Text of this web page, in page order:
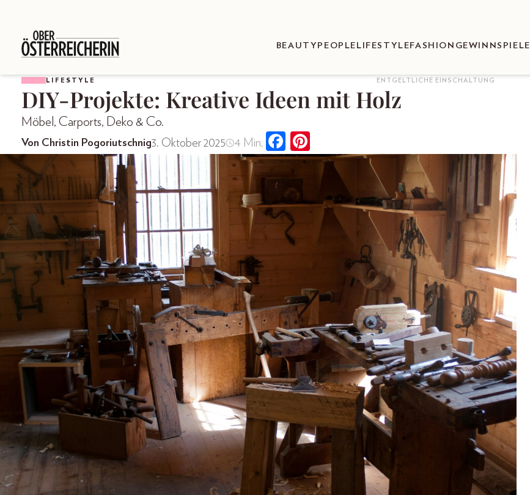
BEAUTY PEOPLE LIFESTYLEFASHION GEWINNSPIELE
LIFESTYLE ENTGELTLICHE EINSCHALTUNG
DIY-Projekte: Kreative Ideen mit Holz
Möbel, Carports, Deko & Co.
Von Christin Pogoriutschnig3. Oktober 2025 4 Min.